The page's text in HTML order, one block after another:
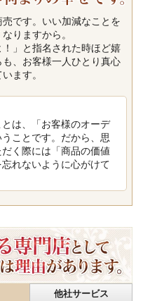
です。いい加減なことを
りますから。
」と指名された時ほど嬉
、お客様一人ひとり真心
ます。
は、「お客様のオーデ
ことです。だから、思
く際には「商品の価値
れないように心がけて
他社サービス